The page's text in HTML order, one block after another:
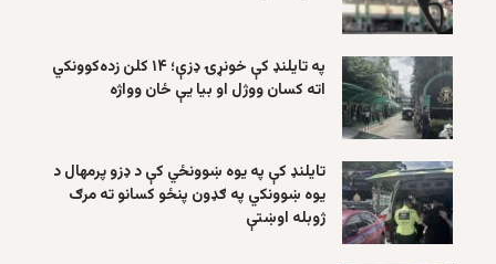
په تایلنډ کې خونړۍ ډزې؛ ۱۴ کلن زده‌کوونکي
اته کسان ووژل او بیا یې ځان وواژه
تایلنډ کې په یوه ښوونځي کې د ډزو پرمهال د
یوه ښوونکي په ګډون پنځو کسانو ته مرګ
ژوبله اوښتې